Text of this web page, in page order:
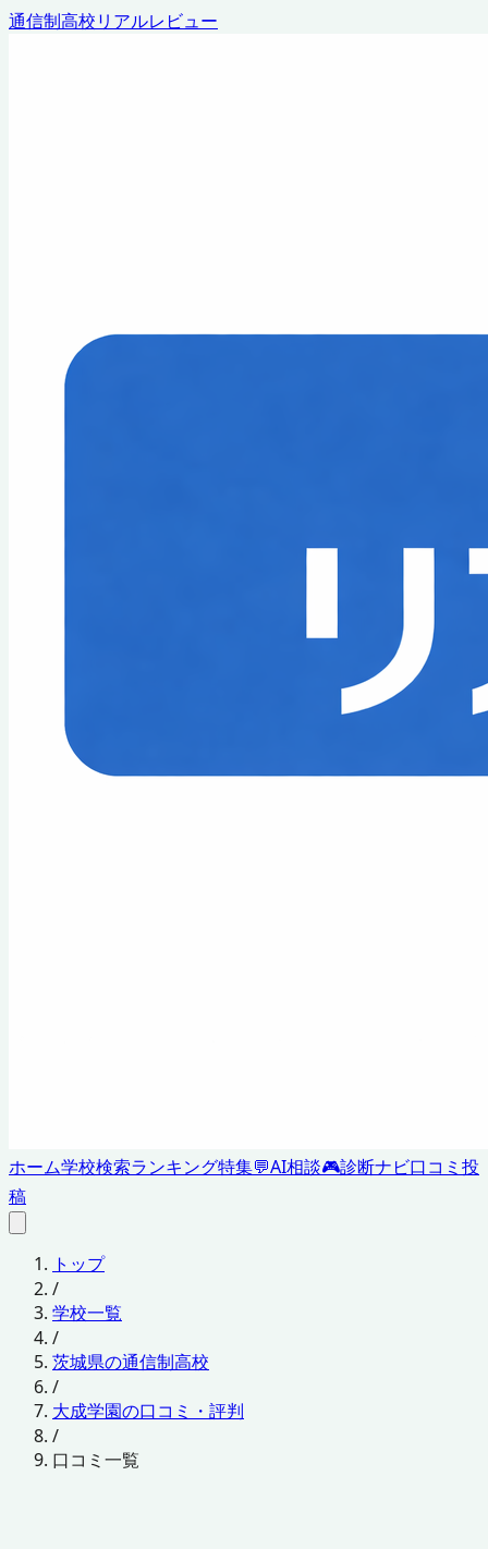
通信制高校リアルレビュー
ホーム学校検索ランキング特集💬AI相談🎮診断ナビ口コミ投
稿
トップ
/
学校一覧
/
茨城県の通信制高校
/
大成学園の口コミ・評判
/
口コミ一覧